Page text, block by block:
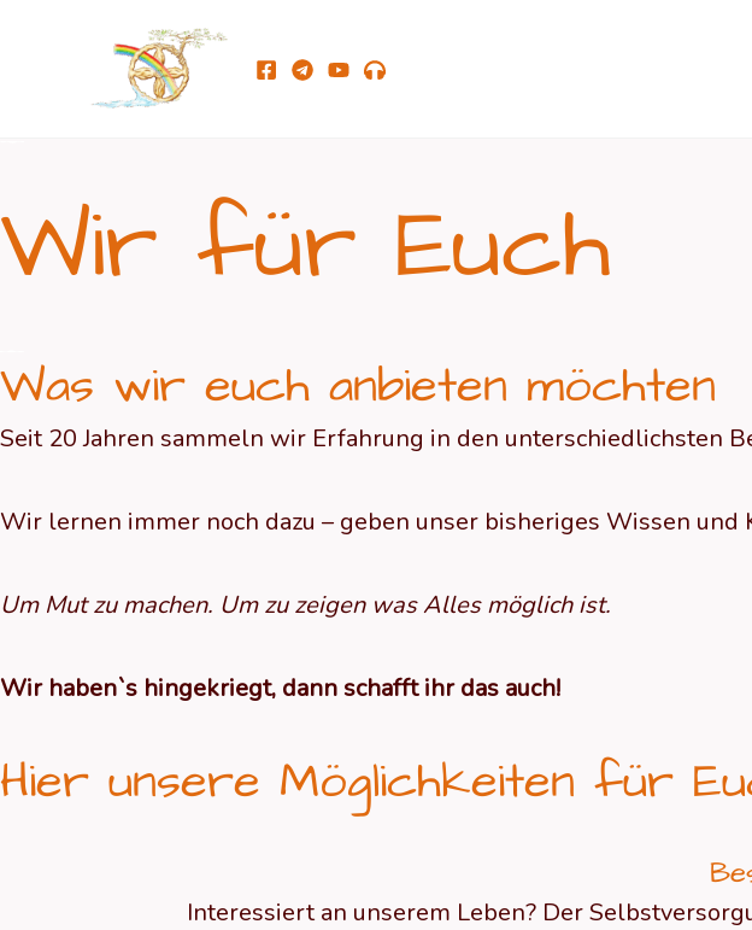
springen
Wir für Euch
Was wir euch anbieten möchten
Seit 20 Jahren sammeln wir Erfahrung in den unterschiedlichsten
Wir lernen immer noch dazu – geben unser bisheriges Wissen und
Um Mut zu machen. Um zu zeigen was Alles möglich ist.
Wir haben`s hingekriegt, dann schafft ihr das auch!
Hier unsere Möglichkeiten für
Interessiert an unserem Leben? Der